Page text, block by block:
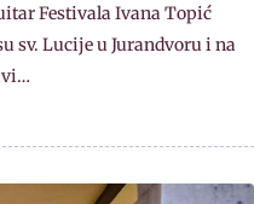
Festivala Ivana Topić
sv. Lucije u Jurandvoru i na